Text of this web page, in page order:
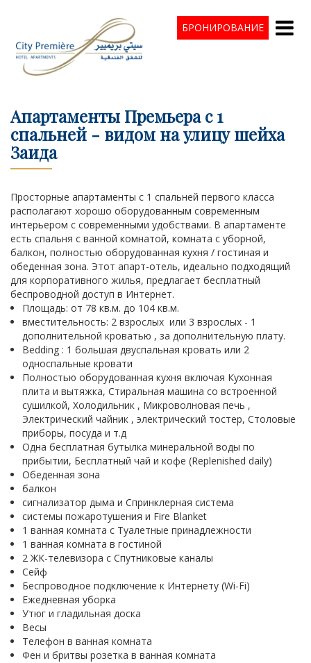
БРОНИРОВАНИЕ
Апартаменты Премьера с 1
спальней - видом на улицу шейха
Заида
Просторные апартаменты с 1 спальней первого класса
располагают хорошо оборудованным современным
интерьером с современными удобствами. В апартаменте
есть спальня с ванной комнатой, комната с уборной,
балкон, полностью оборудованная кухня / гостиная и
обеденная зона. Этот апарт-отель, идеально подходящий
для корпоративного жилья, предлагает бесплатный
беспроводной доступ в Интернет.
Площадь: от 78 кв.м. до 104 кв.м.
вместительность: 2 взрослых или 3 взрослых - 1
дополнительной кроватью , за дополнительную плату.
Bedding : 1 большая двуспальная кровать или 2
односпальные кровати
Полностью оборудованная кухня включая Кухонная
плита и вытяжка, Стиральная машина со встроенной
сушилкой, Холодильник , Микроволновая печь ,
Электрический чайник , электрический тостер, Столовые
приборы, посуда и т.д
Одна бесплатная бутылка минеральной воды по
прибытии, Бесплатный чай и кофе (Replenished daily)
Обеденная зона
балкон
сигнализатор дыма и Спринклерная система
системы пожаротушения и Fire Blanket
1 ванная комната с Туалетные принадлежности
1 ванная комната в гостиной
2 ЖК-телевизора с Спутниковые каналы
Сейф
Беспроводное подключение к Интернету (Wi-Fi)
Ежедневная уборка
Утюг и гладильная доска
Весы
Телефон в ванная комната
Фен и бритвы розетка в ванная комната